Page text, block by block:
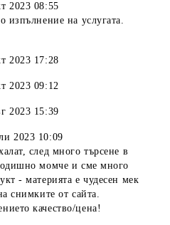
2023 08:55
изпълнение на услугата.
2023 17:28
2023 09:12
2023 15:39
2023 10:09
след много търсене в
момче и сме много
- материята е чудесен мек
снимките от сайта.
качество/цена!